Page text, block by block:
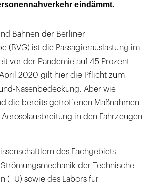
eindämmt.
Bahnen der Berliner
(BVG) ist die Passagierauslastung im
vor der Pandemie auf 45 Prozent
2020 gilt hier die Pflicht zum
Nasenbedeckung. Aber wie
die bereits getroffenen Maßnahmen
in den Fahrzeugen
des Fachgebiets
der Technische
(TU) sowie des Labors für